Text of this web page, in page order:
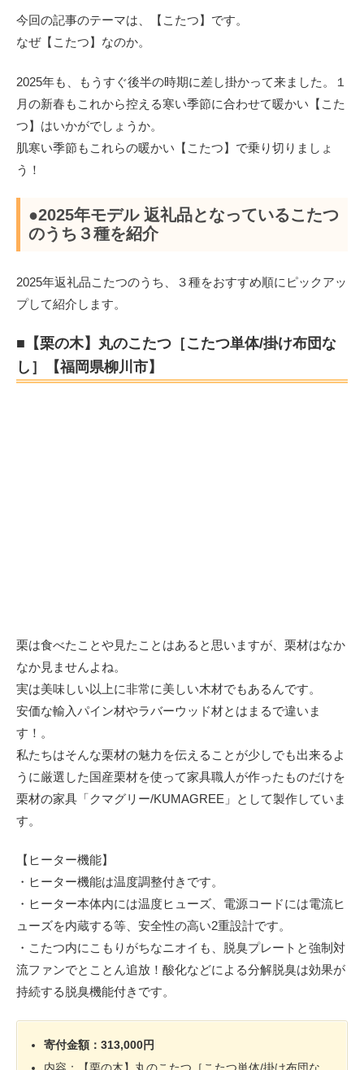
今回の記事のテーマは、【こたつ】です。
なぜ【こたつ】なのか。
2025年も、もうすぐ後半の時期に差し掛かって来ました。１
月の新春もこれから控える寒い季節に合わせて暖かい【こた
つ】はいかがでしょうか。
肌寒い季節もこれらの暖かい【こたつ】で乗り切りましょ
う！
●2025年モデル 返礼品となっているこたつ
のうち３種を紹介
2025年返礼品こたつのうち、３種をおすすめ順にピックアッ
プして紹介します。
■【栗の木】丸のこたつ［こたつ単体/掛け布団な
し］【福岡県柳川市】
栗は食べたことや見たことはあると思いますが、栗材はなか
なか見ませんよね。
実は美味しい以上に非常に美しい木材でもあるんです。
安価な輸入パイン材やラバーウッド材とはまるで違いま
す！。
私たちはそんな栗材の魅力を伝えることが少しでも出来るよ
うに厳選した国産栗材を使って家具職人が作ったものだけを
栗材の家具「クマグリー/KUMAGREE」として製作していま
す。
【ヒーター機能】
・ヒーター機能は温度調整付きです。
・ヒーター本体内には温度ヒューズ、電源コードには電流ヒ
ューズを内蔵する等、安全性の高い2重設計です。
・こたつ内にこもりがちなニオイも、脱臭プレートと強制対
流ファンでとことん追放！酸化などによる分解脱臭は効果が
持続する脱臭機能付きです。
寄付金額：313,000円
内容：【栗の木】丸のこたつ［こたつ単体/掛け布団な